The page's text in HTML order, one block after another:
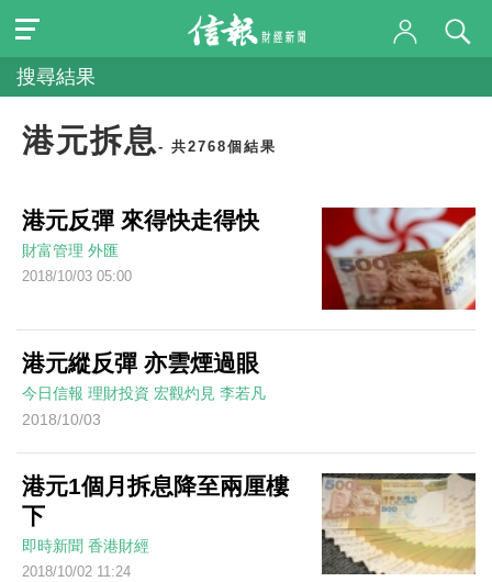
搜尋結果
港元拆息 - 共2768個結果
港元反彈 來得快走得快
財富管理 外匯
2018/10/03 05:00
港元縱反彈 亦雲煙過眼
今日信報 理財投資 宏觀灼見 李若凡
2018/10/03
港元1個月拆息降至兩厘樓
下
即時新聞 香港財經
2018/10/02 11:24